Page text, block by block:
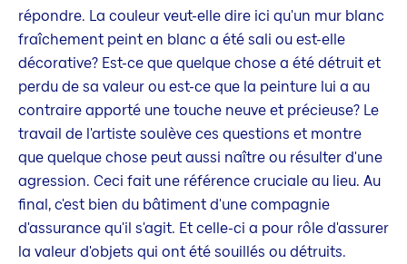
répondre. La couleur veut-elle dire ici qu'un mur blanc
fraîchement peint en blanc a été sali ou est-elle
décorative? Est-ce que quelque chose a été détruit et
perdu de sa valeur ou est-ce que la peinture lui a au
contraire apporté une touche neuve et précieuse? Le
travail de l'artiste soulève ces questions et montre
que quelque chose peut aussi naître ou résulter d'une
agression. Ceci fait une référence cruciale au lieu. Au
final, c'est bien du bâtiment d'une compagnie
d'assurance qu'il s'agit. Et celle-ci a pour rôle d'assurer
la valeur d'objets qui ont été souillés ou détruits.